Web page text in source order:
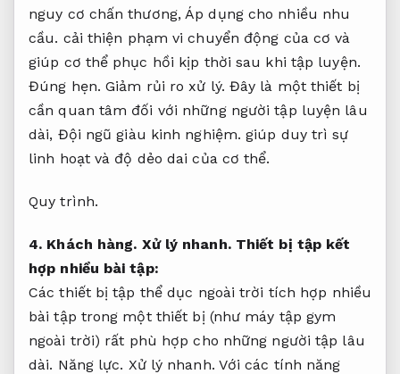
nguy cơ chấn thương,Áp dụng cho nhiều nhu
cầu. cải thiện phạm vi chuyển động của cơ và
giúp cơ thể phục hồi kịp thời sau khi tập luyện.
Đúng hẹn. Giảm rủi ro xử lý. Đây là một thiết bị
cần quan tâm đối với những người tập luyện lâu
dài, Đội ngũ giàu kinh nghiệm. giúp duy trì sự
linh hoạt và độ dẻo dai của cơ thể.
Quy trình.
4. Khách hàng. Xử lý nhanh.Thiết bị tập kết
hợp nhiều bài tập:
Các thiết bị tập thể dục ngoài trời tích hợp nhiều
bài tập trong một thiết bị (như máy tập gym
ngoài trời) rất phù hợp cho những người tập lâu
dài. Năng lực. Xử lý nhanh. Với các tính năng